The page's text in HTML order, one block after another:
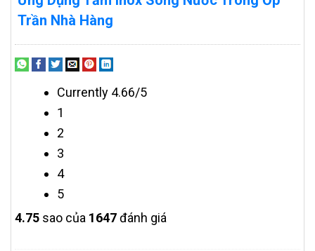
Trần Nhà Hàng
Currently 4.66/5
1
2
3
4
5
4.75 sao của 1647đánh giá